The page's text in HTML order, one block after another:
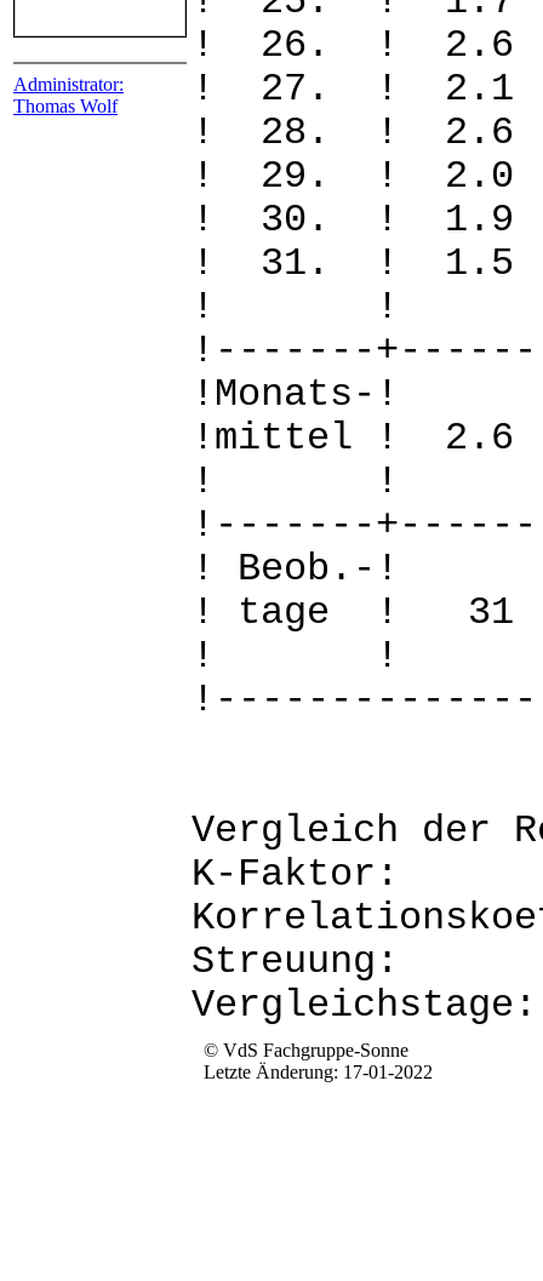
Administrator:
Thomas Wolf
! 26. !
! 27. !
! 28. !
! 29. !
! 30. !
! 31. !
!
!-------
!mittel !
!
!-------
!
! tage !
!
Vergleich der
K-
© VdS Fachgruppe-Sonne
Letzte Änderung: 17-01-2022